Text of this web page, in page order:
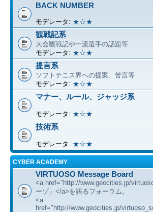
BACK NUMBER
モデレータ: ★☆★
観戦記系
大会観戦記や一流選手の話題等
モデレータ: ★☆★
提言系
ソフトテニス界への提案、苦言等
モデレータ: ★☆★
マナー、ルール、ジャッジ系
モデレータ: ★☆★
技術系
モデレータ: ★☆★
CYBER ACADEMY
VIRTUOSO Message Board
<a href="http://www.geocities.jp/
ーゾ」</a>を語るフォーラム。
<a
href="http://www.geocities.jp/